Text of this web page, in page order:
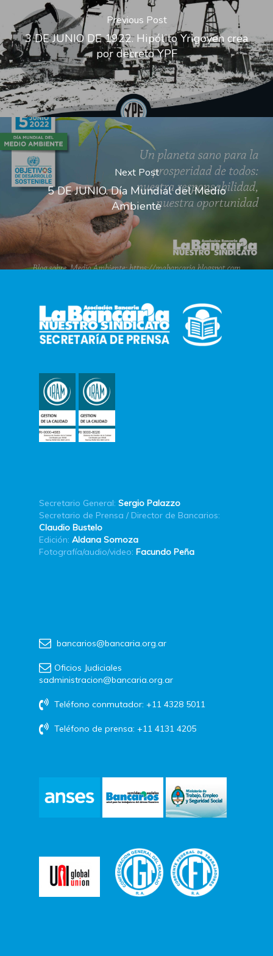
Previous Post
3 DE JUNIO DE 1922. Hipólito Yrigoyen crea
por decreto YPF
Next Post
5 DE JUNIO. Día Mundial del Medio
Ambiente
Secretario General: Sergio Palazzo
Secretario de Prensa / Director de Bancarios:
Claudio Bustelo
Edición: Aldana Somoza
Fotografía/audio/video: Facundo Peña
bancarios@bancaria.org.ar
Oficios Judiciales
sadministracion@bancaria.org.ar
Teléfono conmutador: +11 4328 5011
Teléfono de prensa: +11 4131 4205